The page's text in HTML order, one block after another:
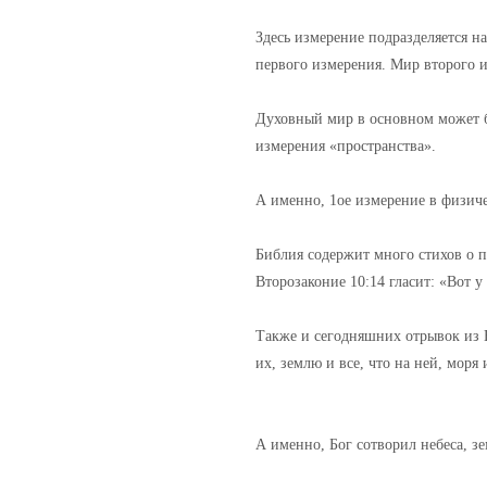
Здесь измерение подразделяется
первого измерения. Мир второго
Духовный мир в основном может
измерения «пространства».
А именно, 1ое измерение в
Библия содержит много стихов о
Второзаконие 10:14 гласит: «Вот
Также и сегодняшних отрывок
их, землю и все, что на ней, моря
А именно, Бог сотворил небеса,